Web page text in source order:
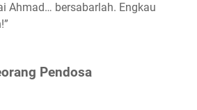
Ahmad… bersabarlah. Engkau
Pendosa